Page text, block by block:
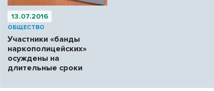
13.07.2016
ОБЩЕСТВО
Участники «банды
наркополицейских»
осуждены на
длительные сроки